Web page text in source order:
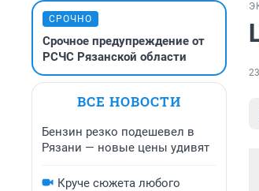
СРОЧНО
Срочное предупреждение от
РСЧС Рязанской области
ВСЕ НОВОСТИ
Бензин резко подешевел в
Рязани — новые цены удивят
Круче сюжета любого